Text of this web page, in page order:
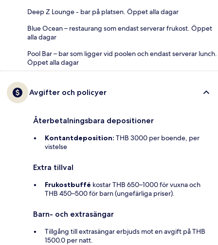
Deep Z Lounge - bar på platsen. Öppet alla dagar
Blue Ocean – restaurang som endast serverar frukost. Öppet
alla dagar
Pool Bar – bar som ligger vid poolen och endast serverar lunch.
Öppet alla dagar
Avgifter och policyer
Återbetalningsbara depositioner
Kontantdeposition: THB 3000 per boende, per
vistelse
Extra tillval
Frukostbuffé kostar THB 650–1000 för vuxna och
THB 450–500 för barn (ungefärliga priser).
Barn- och extrasängar
Tillgång till extrasängar erbjuds mot en avgift på THB
1500.0 per natt.